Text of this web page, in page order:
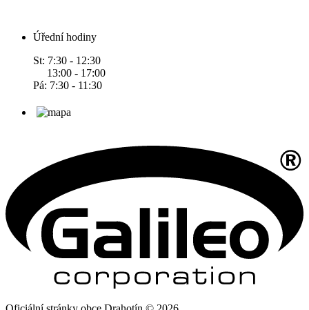
Úřední hodiny
St: 7:30 - 12:30
13:00 - 17:00
Pá: 7:30 - 11:30